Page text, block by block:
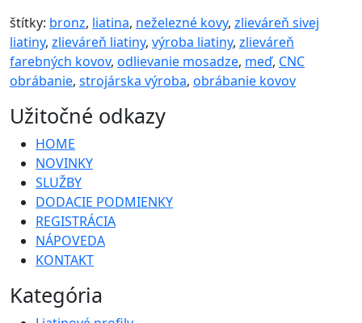
štítky: bronz, liatina, neželezné kovy, zlieváreň sivej
liatiny, zlieváreň liatiny, výroba liatiny, zlieváreň
farebných kovov, odlievanie mosadze, meď, CNC
obrábanie, strojárska výroba, obrábanie kovov
Užitočné odkazy
HOME
NOVINKY
SLUŽBY
DODACIE PODMIENKY
REGISTRÁCIA
NÁPOVEDA
KONTAKT
Kategória